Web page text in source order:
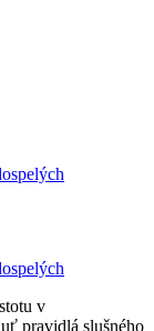
v
pravidlá slušného